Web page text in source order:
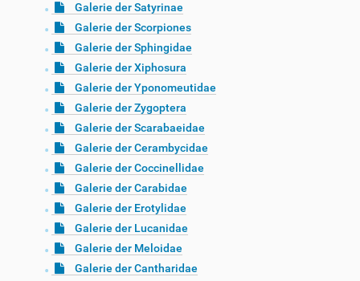
Galerie der Satyrinae
Galerie der Scorpiones
Galerie der Sphingidae
Galerie der Xiphosura
Galerie der Yponomeutidae
Galerie der Zygoptera
Galerie der Scarabaeidae
Galerie der Cerambycidae
Galerie der Coccinellidae
Galerie der Carabidae
Galerie der Erotylidae
Galerie der Lucanidae
Galerie der Meloidae
Galerie der Cantharidae